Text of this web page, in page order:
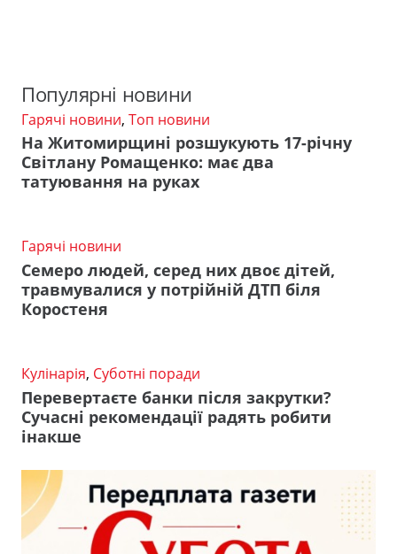
Популярні новини
Гарячі новини, Топ новини
На Житомирщині розшукують 17-річну
Світлану Ромащенко: має два
татуювання на руках
Гарячі новини
Семеро людей, серед них двоє дітей,
травмувалися у потрійній ДТП біля
Коростеня
Кулінарія, Суботні поради
Перевертаєте банки після закрутки?
Сучасні рекомендації радять робити
інакше